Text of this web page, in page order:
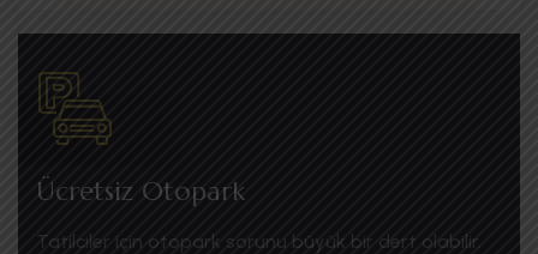
Ücretsiz Otopark
Tatilciler için otopark sorunu büyük bir dert olabilir.